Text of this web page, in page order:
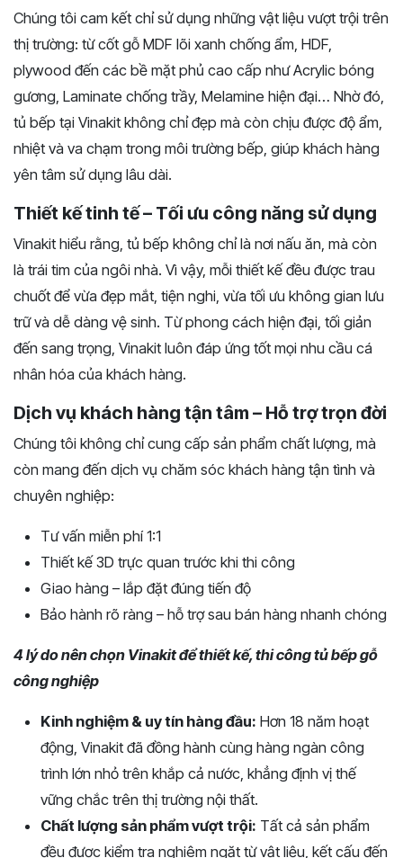
Chúng tôi cam kết chỉ sử dụng những vật liệu vượt trội trên
thị trường: từ cốt gỗ MDF lõi xanh chống ẩm, HDF,
plywood đến các bề mặt phủ cao cấp như Acrylic bóng
gương, Laminate chống trầy, Melamine hiện đại… Nhờ đó,
tủ bếp tại Vinakit không chỉ đẹp mà còn chịu được độ ẩm,
nhiệt và va chạm trong môi trường bếp, giúp khách hàng
yên tâm sử dụng lâu dài.
Thiết kế tinh tế – Tối ưu công năng sử dụng
Vinakit hiểu rằng, tủ bếp không chỉ là nơi nấu ăn, mà còn
là trái tim của ngôi nhà. Vì vậy, mỗi thiết kế đều được trau
chuốt để vừa đẹp mắt, tiện nghi, vừa tối ưu không gian lưu
trữ và dễ dàng vệ sinh. Từ phong cách hiện đại, tối giản
đến sang trọng, Vinakit luôn đáp ứng tốt mọi nhu cầu cá
nhân hóa của khách hàng.
Dịch vụ khách hàng tận tâm – Hỗ trợ trọn đời
Chúng tôi không chỉ cung cấp sản phẩm chất lượng, mà
còn mang đến dịch vụ chăm sóc khách hàng tận tình và
chuyên nghiệp:
Tư vấn miễn phí 1:1
Thiết kế 3D trực quan trước khi thi công
Giao hàng – lắp đặt đúng tiến độ
Bảo hành rõ ràng – hỗ trợ sau bán hàng nhanh chóng
4 lý do nên chọn Vinakit để thiết kế, thi công tủ bếp gỗ
công nghiệp
Kinh nghiệm & uy tín hàng đầu: Hơn 18 năm hoạt
động, Vinakit đã đồng hành cùng hàng ngàn công
trình lớn nhỏ trên khắp cả nước, khẳng định vị thế
vững chắc trên thị trường nội thất.
Chất lượng sản phẩm vượt trội: Tất cả sản phẩm
đều được kiểm tra nghiêm ngặt từ vật liệu, kết cấu đến